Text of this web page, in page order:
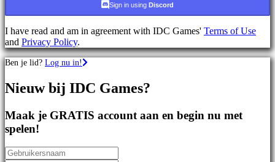
Puzzle
games
Fighting
games
Demo's
Gemeenschap
Gameplay
In-
game
evenementen
Sign in using Discord
I have read and am in agreement with IDC Games' Terms of Use
and Privacy Policy.
Ben je lid? Log nu in!
Nieuw bij IDC Games?
Maak je GRATIS account aan en begin nu met
spelen!